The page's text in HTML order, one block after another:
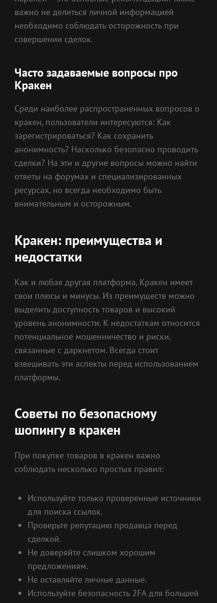
важно не делиться личной информацией
необходимо соблюдать осторожность при
совершении сделок.
Часто задаваемые вопросы про
Кракен
Среди наиболее распространенных вопросов о
кракен, пользователи интересуются: Как
зарегистрироваться? Как сохранить
анонимность? Насколько безопасно проводить
сделки? На эти и другие вопросы можно найти
ответы на форумах и специализированных
ресурсах, но всегда необходимо быть
внимательным и осторожным.
Кракен: преимущества и
недостатки
Как и любая другая платформа, Кракен имеет
свои плюсы и минусы. Из преимуществ можно
выделить доступность товаров и высокий
уровень анонимности. К недостаткам относится
потенциальное мошенничество и риски,
связанные с даркнетом. Всегда стоит
взвешивать эти аспекты перед использованием
платформы.
Советы по безопасному
шопингу в кракен
При покупке товаров в кракен важно
соблюдать несколько простых правил:
Используйте только проверенные источники
для поиска ссылок.
Проверьте репутацию продавца перед
сделкой.
Не доверяйте слишком хорошим
предложениям.
Не оставляйте личные данные.
Используйте безопасность 2FA для большей